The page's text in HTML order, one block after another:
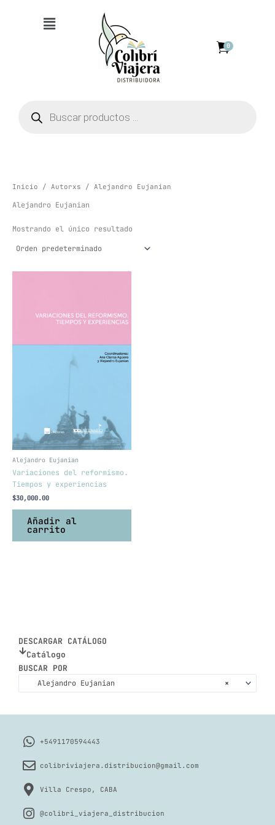
Menú
0
productos
DESCARGAR CATÁLOGO
Catálogo
BUSCAR POR
×
Alejandro Eujanian
Inicio / Autorxs / Alejandro Eujanian
Alejandro Eujanian
Mostrando el único resultado
Alejandro Eujanian
Variaciones del reformismo.
Tiempos y experiencias
$30,000.00
Añadir al
carrito
+5491170594443
colibriviajera.distribucion@gmail.com
Villa Crespo, CABA
@colibri_viajera_distribucion